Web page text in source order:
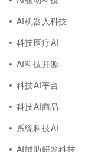
AI机器人科技
科技医疗AI
AI科技开源
科技AI平台
科技AI商品
系统科技AI
AI辅助研发科技